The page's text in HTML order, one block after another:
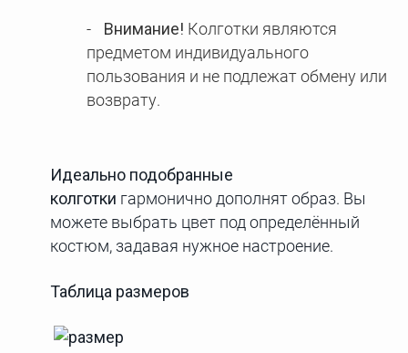
Внимание! Колготки являются
предметом индивидуального
пользования и не подлежат обмену или
возврату.
Идеально подобранные
колготки гармонично дополнят образ. Вы
можете выбрать цвет под определённый
костюм, задавая нужное настроение.
Таблица размеров